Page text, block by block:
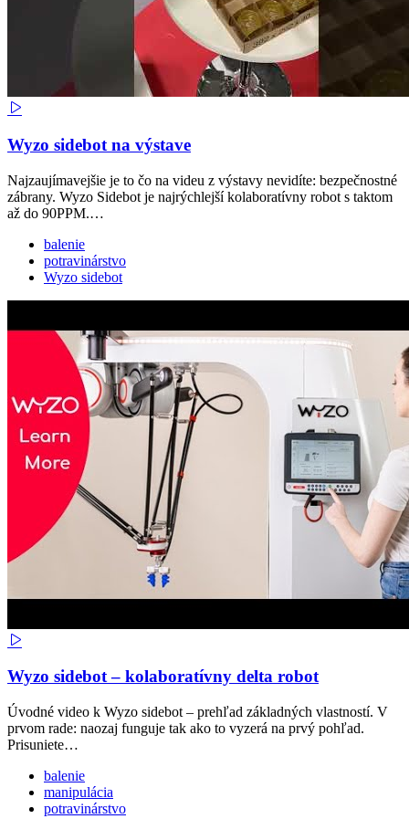
Wyzo sidebot na výstave
Najzaujímavejšie je to čo na videu z výstavy nevidíte: bezpečnostné
zábrany. Wyzo Sidebot je najrýchlejší kolaboratívny robot s taktom
až do 90PPM.…
balenie
potravinárstvo
Wyzo sidebot
Wyzo sidebot – kolaboratívny delta robot
Úvodné video k Wyzo sidebot – prehľad základných vlastností. V
prvom rade: naozaj funguje tak ako to vyzerá na prvý pohľad.
Prisuniete…
balenie
manipulácia
potravinárstvo